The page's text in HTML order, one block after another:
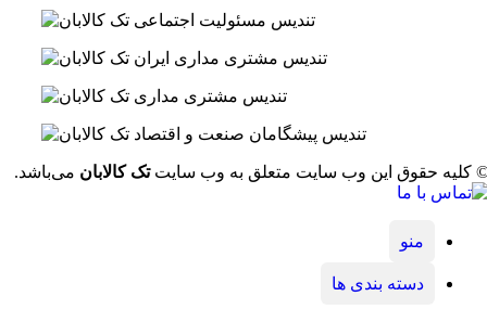
کلیه حقوق این وب سایت متعلق به وب سایتتک کالابان می‌باشد.
منو
دسته بندی ها